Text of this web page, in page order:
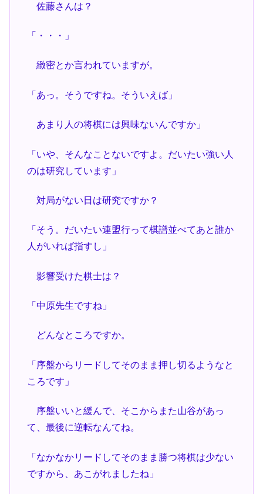
佐藤さんは？
「・・・」
緻密とか言われていますが。
「あっ。そうですね。そういえば」
あまり人の将棋には興味ないんですか」
「いや、そんなことないですよ。だいたい強い人
のは研究しています」
対局がない日は研究ですか？
「そう。だいたい連盟行って棋譜並べてあと誰か
人がいれば指すし」
影響受けた棋士は？
「中原先生ですね」
どんなところですか。
「序盤からリードしてそのまま押し切るようなと
ころです」
序盤いいと緩んで、そこからまた山谷があっ
て、最後に逆転なんてね。
「なかなかリードしてそのまま勝つ将棋は少ない
ですから、あこがれましたね」